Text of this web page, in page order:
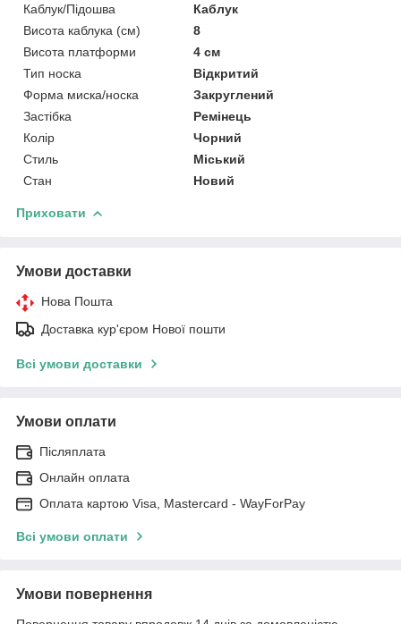
Каблук/Підошва
Каблук
Висота каблука (см)
8
Висота платформи
4 см
Тип носка
Відкритий
Форма миска/носка
Закруглений
Застібка
Ремінець
Колір
Чорний
Стиль
Міський
Стан
Новий
Приховати
Умови доставки
Нова Пошта
Доставка кур'єром Нової пошти
Всі умови доставки
Умови оплати
Післяплата
Онлайн оплата
Оплата картою Visa, Mastercard - WayForPay
Всі умови оплати
Умови повернення